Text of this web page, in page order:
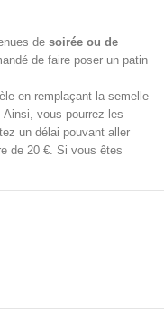
de soirée ou de
de faire poser un patin
en remplaçant la semelle
Ainsi, vous pourrez les
un délai pouvant aller
de 20 €. Si vous êtes